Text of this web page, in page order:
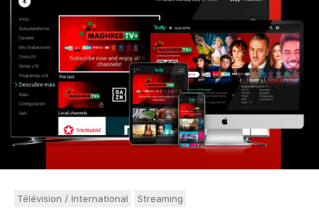
Télévision / International Streaming